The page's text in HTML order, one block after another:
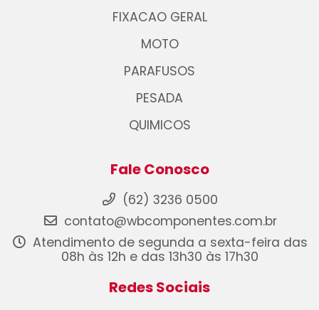
FIXACAO GERAL
MOTO
PARAFUSOS
PESADA
QUIMICOS
Fale Conosco
(62) 3236 0500
contato@wbcomponentes.com.br
Atendimento de segunda a sexta-feira das
08h às 12h e das 13h30 às 17h30
Redes Sociais